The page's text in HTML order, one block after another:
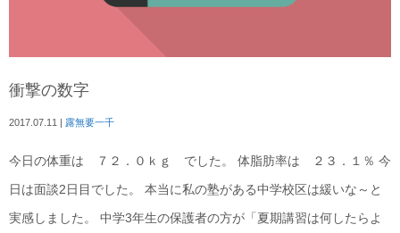
衝撃の数字
2017.07.11 | 露無要一千
今日の体重は ７２．０ｋｇ でした。 体脂肪率は ２３．１％ 今
日は面談2日目でした。 本当に私の塾がある中学校区は緩いな～と
実感しました。 中学3年生の保護者の方が「夏期講習は何したらよ